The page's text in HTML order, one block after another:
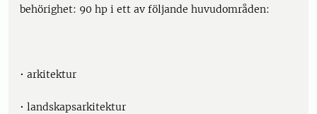
behörighet: 90 hp i ett av följande huvudområden:
• arkitektur
• landskapsarkitektur